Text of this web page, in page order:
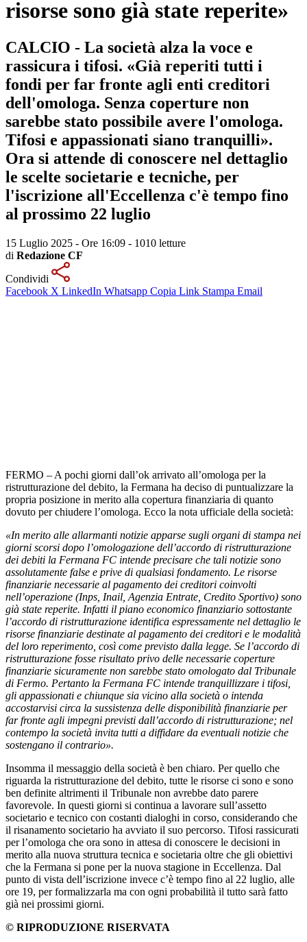
risorse sono già state reperite»
CALCIO - La società alza la voce e
rassicura i tifosi. «Già reperiti tutti i
fondi per far fronte agli enti creditori
dell'omologa. Senza coperture non
sarebbe stato possibile avere l'omologa.
Tifosi e appassionati siano tranquilli».
Ora si attende di conoscere nel dettaglio
le scelte societarie e tecniche, per
l'iscrizione all'Eccellenza c'è tempo fino
al prossimo 22 luglio
15 Luglio 2025 - Ore 16:09 - 1010 letture
di Redazione CF
Condividi
Facebook X LinkedIn Whatsapp Copia Link Stampa Email
FERMO – A pochi giorni dall’ok arrivato all’omologa per la
ristrutturazione del debito, la Fermana ha deciso di puntualizzare la
propria posizione in merito alla copertura finanziaria di quanto
dovuto per chiudere l’omologa. Ecco la nota ufficiale della società:
«In merito alle allarmanti notizie apparse sugli organi di stampa nei
giorni scorsi dopo l’omologazione dell’accordo di ristrutturazione
dei debiti la Fermana FC intende precisare che tali notizie sono
assolutamente false e prive di qualsiasi fondamento. Le risorse
finanziarie necessarie al pagamento dei creditori coinvolti
nell’operazione (Inps, Inail, Agenzia Entrate, Credito Sportivo) sono
già state reperite. Infatti il piano economico finanziario sottostante
l’accordo di ristrutturazione identifica espressamente nel dettaglio le
risorse finanziarie destinate al pagamento dei creditori e le modalità
del loro reperimento, così come previsto dalla legge. Se l’accordo di
ristrutturazione fosse risultato privo delle necessarie coperture
finanziarie sicuramente non sarebbe stato omologato dal Tribunale
di Fermo. Pertanto la Fermana FC intende tranquillizzare i tifosi,
gli appassionati e chiunque sia vicino alla società o intenda
accostarvisi circa la sussistenza delle disponibilità finanziarie per
far fronte agli impegni previsti dall’accordo di ristrutturazione; nel
contempo la società invita tutti a diffidare da eventuali notizie che
sostengano il contrario».
Insomma il messaggio della società è ben chiaro. Per quello che
riguarda la ristrutturazione del debito, tutte le risorse ci sono e sono
ben definite altrimenti il Tribunale non avrebbe dato parere
favorevole. In questi giorni si continua a lavorare sull’assetto
societario e tecnico con costanti dialoghi in corso, considerando che
il risanamento societario ha avviato il suo percorso. Tifosi rassicurati
per l’omologa che ora sono in attesa di conoscere le decisioni in
merito alla nuova struttura tecnica e societaria oltre che gli obiettivi
che la Fermana si pone per la nuova stagione in Eccellenza. Dal
punto di vista dell’iscrizione invece c’è tempo fino al 22 luglio, alle
ore 19, per formalizzarla ma con ogni probabilità il tutto sarà fatto
già nei prossimi giorni.
© RIPRODUZIONE RISERVATA